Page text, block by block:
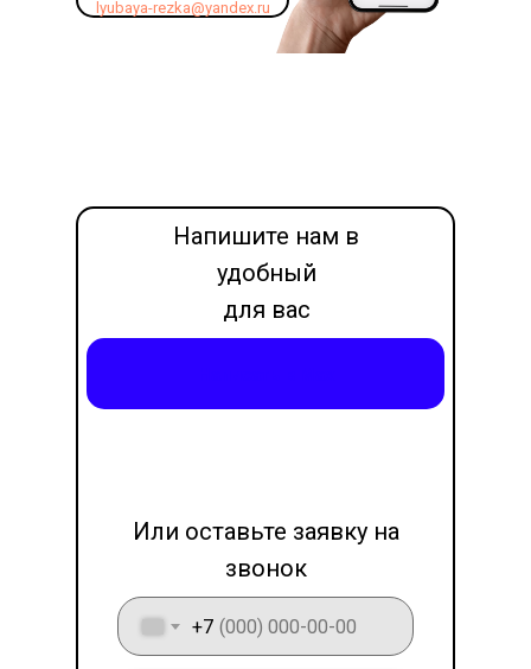
+7
Напишите нам в
удобный
для вас
месседжер
Или оставьте заявку на
звонок
lyubaya-rezka@yandex.ru